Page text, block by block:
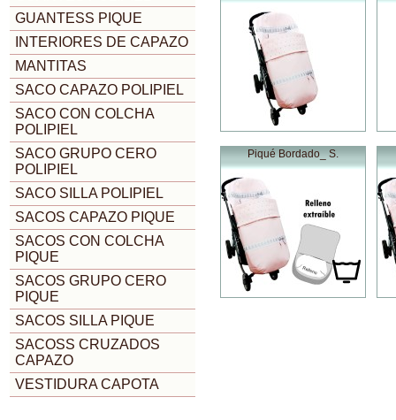
GUANTESS PIQUE
INTERIORES DE CAPAZO
MANTITAS
SACO CAPAZO POLIPIEL
SACO CON COLCHA
POLIPIEL
SACO GRUPO CERO
POLIPIEL
SACO SILLA POLIPIEL
SACOS CAPAZO PIQUE
SACOS CON COLCHA
PIQUE
SACOS GRUPO CERO
PIQUE
SACOS SILLA PIQUE
SACOSS CRUZADOS
CAPAZO
VESTIDURA CAPOTA
Piqué Bordado_ S.